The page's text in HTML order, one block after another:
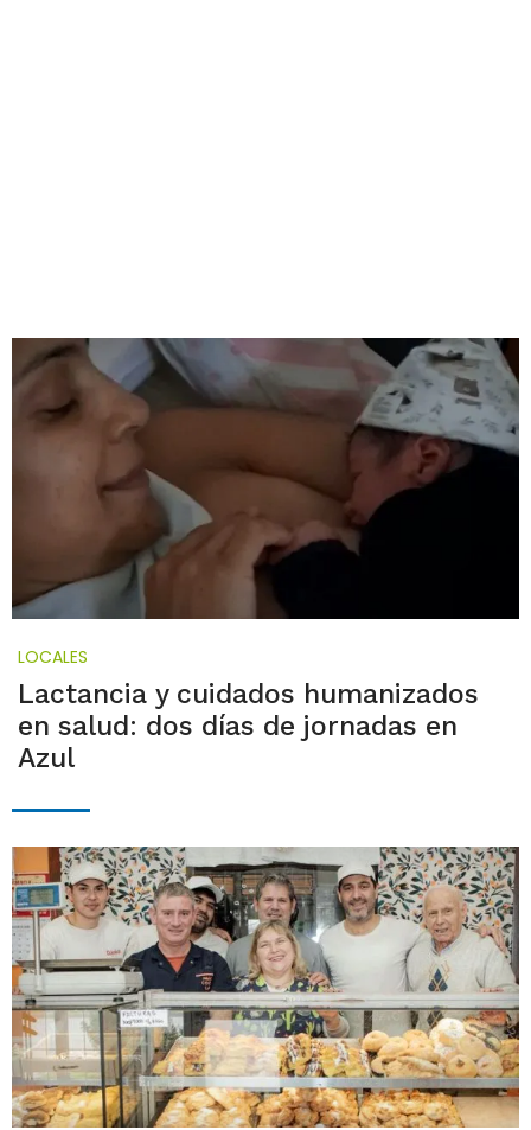
LOCALES
Lactancia y cuidados humanizados
en salud: dos días de jornadas en
Azul